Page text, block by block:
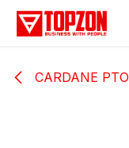
Sari la conținut
CARDANE PTO